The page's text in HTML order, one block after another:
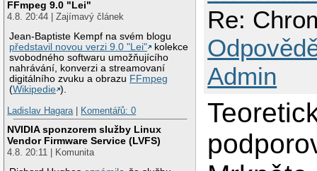
FFmpeg 9.0 "Lei"
4.8. 20:44 | Zajímavý článek
Jean-Baptiste Kempf na svém blogu
představil novou verzi 9.0 "Lei"
kolekce
svobodného softwaru umožňujícího
nahrávání, konverzi a streamovaní
digitálního zvuku a obrazu FFmpeg
(Wikipedie ).
Ladislav Hagara| Komentářů: 0
NVIDIA sponzorem služby Linux
Vendor Firmware Service (LVFS)
4.8. 20:11 | Komunita
Re:
Admin